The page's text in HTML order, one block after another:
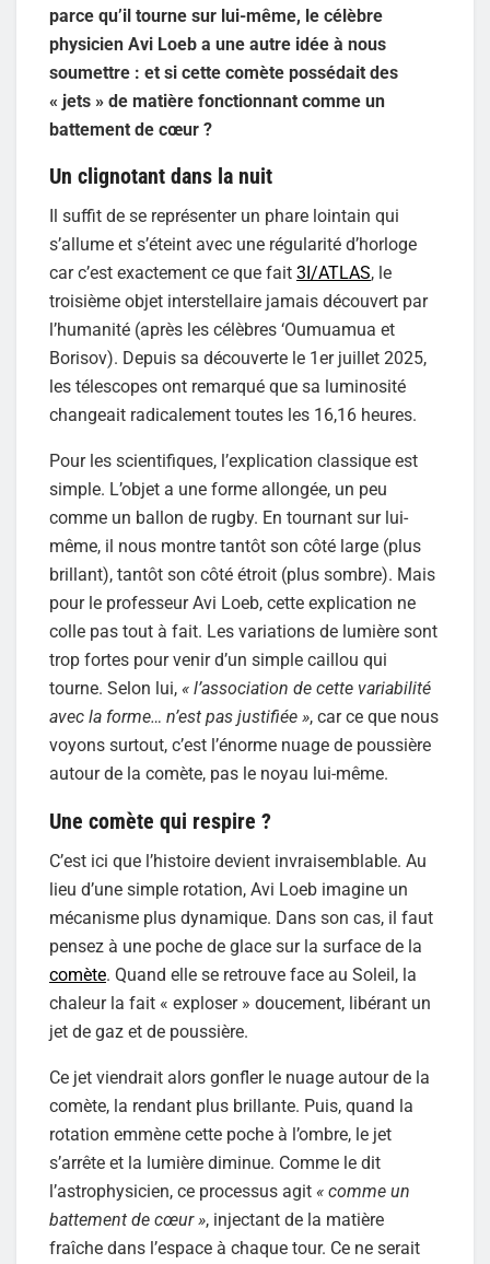
parce qu’il tourne sur lui-même, le célèbre
physicien Avi Loeb a une autre idée à nous
soumettre : et si cette comète possédait des
« jets » de matière fonctionnant comme un
battement de cœur ?
Un clignotant dans la nuit
Il suffit de se représenter un phare lointain qui
s’allume et s’éteint avec une régularité d’horloge
car c’est exactement ce que fait 3I/ATLAS, le
troisième objet interstellaire jamais découvert par
l’humanité (après les célèbres ‘Oumuamua et
Borisov). Depuis sa découverte le 1er juillet 2025,
les télescopes ont remarqué que sa luminosité
changeait radicalement toutes les 16,16 heures.
Pour les scientifiques, l’explication classique est
simple. L’objet a une forme allongée, un peu
comme un ballon de rugby. En tournant sur lui-
même, il nous montre tantôt son côté large (plus
brillant), tantôt son côté étroit (plus sombre). Mais
pour le professeur Avi Loeb, cette explication ne
colle pas tout à fait. Les variations de lumière sont
trop fortes pour venir d’un simple caillou qui
tourne. Selon lui, « l’association de cette variabilité
avec la forme… n’est pas justifiée », car ce que nous
voyons surtout, c’est l’énorme nuage de poussière
autour de la comète, pas le noyau lui-même.
Une comète qui respire ?
C’est ici que l’histoire devient invraisemblable. Au
lieu d’une simple rotation, Avi Loeb imagine un
mécanisme plus dynamique. Dans son cas, il faut
pensez à une poche de glace sur la surface de la
comète. Quand elle se retrouve face au Soleil, la
chaleur la fait « exploser » doucement, libérant un
jet de gaz et de poussière.
Ce jet viendrait alors gonfler le nuage autour de la
comète, la rendant plus brillante. Puis, quand la
rotation emmène cette poche à l’ombre, le jet
s’arrête et la lumière diminue. Comme le dit
l’astrophysicien, ce processus agit « comme un
battement de cœur », injectant de la matière
fraîche dans l’espace à chaque tour. Ce ne serait